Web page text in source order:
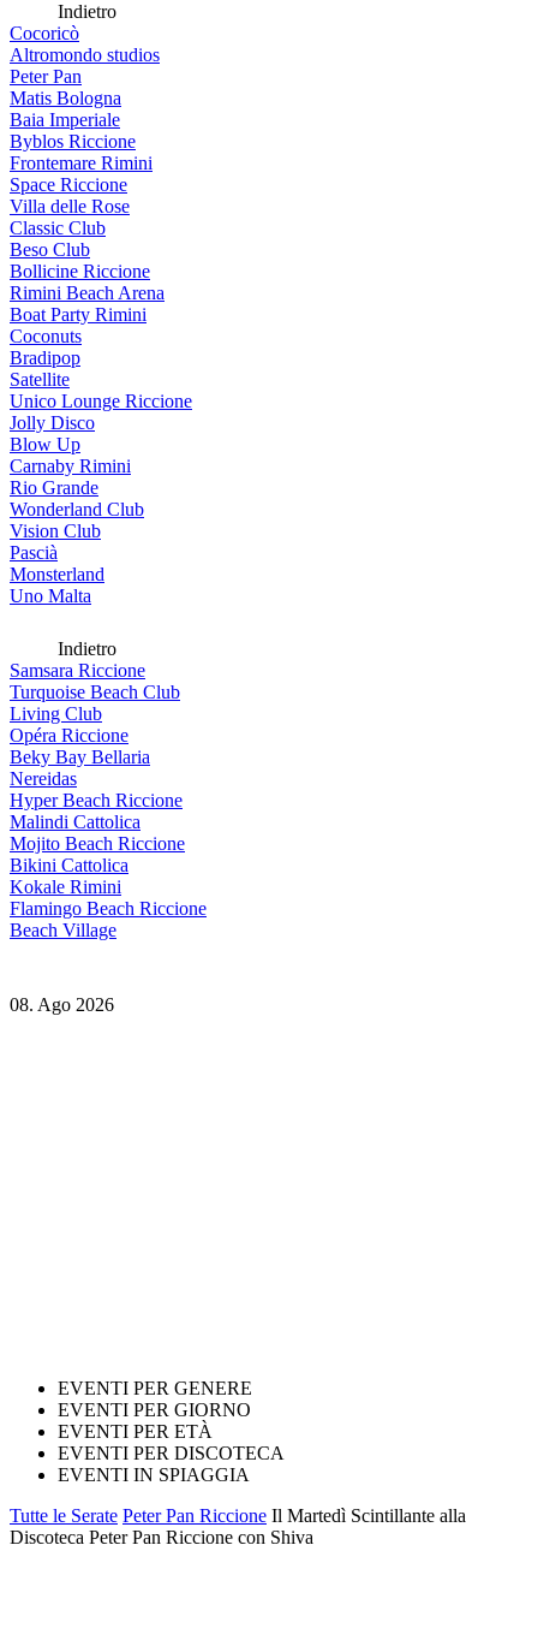
Indietro
Cocoricò
Altromondo studios
Peter Pan
Matis Bologna
Baia Imperiale
Byblos Riccione
Frontemare Rimini
Space Riccione
Villa delle Rose
Classic Club
Beso Club
Bollicine Riccione
Rimini Beach Arena
Boat Party Rimini
Coconuts
Bradipop
Satellite
Unico Lounge Riccione
Jolly Disco
Blow Up
Carnaby Rimini
Rio Grande
Wonderland Club
Vision Club
Pascià
Monsterland
Uno Malta
Indietro
Samsara Riccione
Turquoise Beach Club
Living Club
Opéra Riccione
Beky Bay Bellaria
Nereidas
Hyper Beach Riccione
Malindi Cattolica
Mojito Beach Riccione
Bikini Cattolica
Kokale Rimini
Flamingo Beach Riccione
Beach Village
08. Ago 2026
EVENTI PER GENERE
EVENTI PER GIORNO
EVENTI PER ETÀ
EVENTI PER DISCOTECA
EVENTI IN SPIAGGIA
Tutte le Serate Peter Pan Riccione Il Martedì Scintillante alla
Discoteca Peter Pan Riccione con Shiva